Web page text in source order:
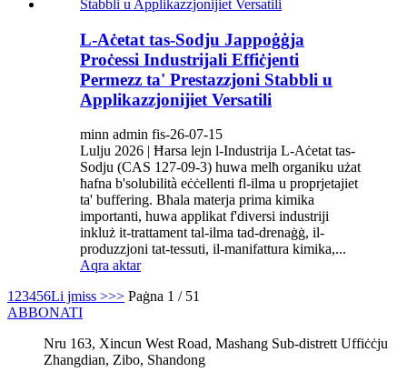
L-Aċetat tas-Sodju Jappoġġja
Proċessi Industrijali Effiċjenti
Permezz ta' Prestazzjoni Stabbli u
Applikazzjonijiet Versatili
minn admin fis-26-07-15
Lulju 2026 | Ħarsa lejn l-Industrija L-Aċetat tas-
Sodju (CAS 127-09-3) huwa melħ organiku użat
ħafna b'solubilità eċċellenti fl-ilma u proprjetajiet
ta' buffering. Bħala materja prima kimika
importanti, huwa applikat f'diversi industriji
inkluż it-trattament tal-ilma tad-drenaġġ, il-
produzzjoni tat-tessuti, il-manifattura kimika,...
Aqra aktar
1 23456Li jmiss >>> Paġna 1 / 51
ABBONATI
Nru 163, Xincun West Road, Mashang Sub-distrett Uffiċċju
Zhangdian, Zibo, Shandong